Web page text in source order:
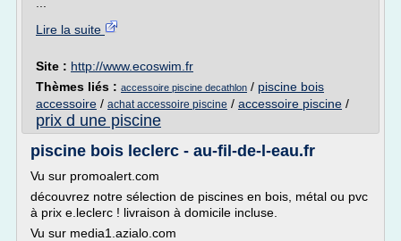
Lire la suite
Site : http://www.ecoswim.fr
Thèmes liés : accessoire piscine decathlon / piscine bois
accessoire / achat accessoire piscine / accessoire piscine /
prix d une piscine
piscine bois leclerc - au-fil-de-l-eau.fr
Vu sur promoalert.com
découvrez notre sélection de piscines en bois, métal ou pvc
à prix e.leclerc ! livraison à domicile incluse.
Vu sur media1.azialo.com